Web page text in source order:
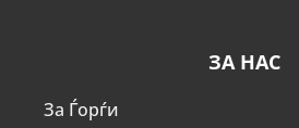
ЗА НАС
За Ѓорѓи